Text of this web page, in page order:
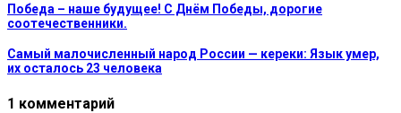
Победа – наше будущее! С Днём Победы, дорогие
соотечественники.
Самый малочисленный народ России — кереки: Язык умер,
их осталось 23 человека
1 комментарий